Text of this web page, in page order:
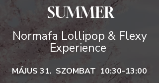
SUMMER
Normafa Lollipop & Flexy
Experience
MÁJUS 31. SZOMBAT 10:30-13:00